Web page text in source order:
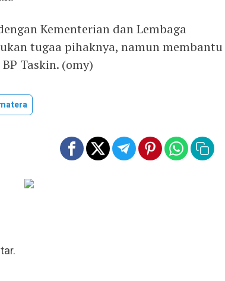
Kementerian dan Lembaga
tugaa pihaknya, namun membantu
Taskin. (omy)